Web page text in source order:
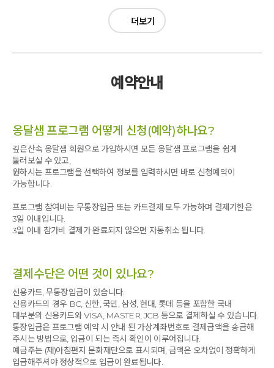
보호의지 를 키우고 일상에서 자연을 많이 접할 수 있는 생활환경이
조성되면 좋겠다고 생각했습니다. 또한 옹달샘 좋은 숲이 자연의 지혜를
배우고 치유가 필요한 사람들에게 도움을 주는 공간으로 잘 보존되면
운동이 되는것 같았으며 등이 굽어서 걱정이었는데 등을 펼수도 있는
물오리나무, 우산이끼, 고사리 등 여러가지 식물들도 알게될수 있는
깊은산속옹달샘에서도 여러가지 프로그램을 운영하는것 같던데
생태치유 프로그램은 자신의 조건을 거부하지 않고 자연질서에 순응하며
살아가는 식물의 생명력을 깊이 있게 만나는 시간이 되었다.
숲에서 무심하게 보았던 갖가지 형태의 나무들, 곧게도 자라고 퍼져서도
말씀을 듣고 떡잎 2장의 나눔이 온 생명체를 살리는 기적임을 다시금
특히 옹달샘 명상센터라는 환경에서 식물의 생태를 배우는 일은 더 좋은 것,
더 나은 것을 찾아 바깥으로만 향하던 의식을 '잠깐 멈춤'으로
마음이 가득했을텐데, 명상센터의 뜻과 에너지가 흐르는 곳이라서 그런지
나무가 살아온 삶의 거울에 나의 내면을 비춰보는 시간이 되었다.
잘잘못을 따지는 시비, 비교와 경쟁 속에서 후회와 걱정으로 어두워진
마음을 나무에 기대 나무의 생명력과 교감하며 싱그럽게 밝아지는 그야말로
옹달샘 생태 치유의 1박 2일이었다. 잠자기 전 명상요가로 몸을
이완시켜주어 갓난아기처럼 잘 자고 호기심 가득한 마음으로 숲에 들어가
잘 놀고 잘 쉬었다. 내려오는 길에 숲을 돌아보니 배웅하듯 나무들이 손을
흔들어주었다.
더보기
예약안내
옹달샘 프로그램 어떻게 신청(예약)하나요?
깊은산속 옹달샘 회원으로 가입하시면 모든 옹달샘 프로그램을 쉽게
둘러보실 수 있고,
원하시는 프로그램을 선택하여 정보를 입력하시면 바로 신청예약이
가능합니다.
프로그램 참여비는 무통장입금 또는 카드결제 모두 가능하며 결제기한은
3일 이내입니다.
3일 이내 참가비 결제가 완료되지 않으면 자동취소 됩니다.
결제수단은 어떤 것이 있나요?
신용카드, 무통장입금이 있습니다.
신용카드의 경우 BC, 신한, 국민, 삼성, 현대, 롯데 등을 포함한 국내
대부분의 신용카드와 VISA, MASTER, JCB 등으로 결제하실 수 있습니다.
통장입금은 프로그램 예약 시 안내 된 가상계좌번호로 결제금액을 송금해
주시는 방법으로, 입금이 되는 즉시 확인이 이루어집니다.
예금주는 (재)아침편지 문화재단으로 표시되며, 금액은 오차없이 정확하게
입금해주셔야 정상적으로 입금이 완료됩니다.